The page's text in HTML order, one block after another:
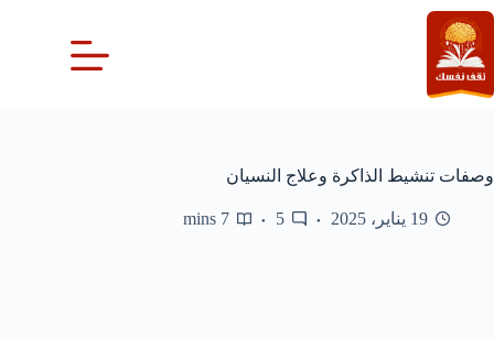
التجاوز
إلى
المحتوى
وصفات تنشيط الذاكرة وعلاج النسيان
19 يناير، 2025 5
7 mins